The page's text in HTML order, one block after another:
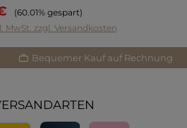
Regulärer Preis:
(60.01% gespart)
MwSt. zzgl. Versandkosten
Bequemer Kauf auf Rechnung